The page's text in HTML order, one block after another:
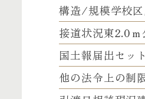
構造/規模学校区
接道状況東2.0ｍ
国土報届出セッ
他の法令上の制